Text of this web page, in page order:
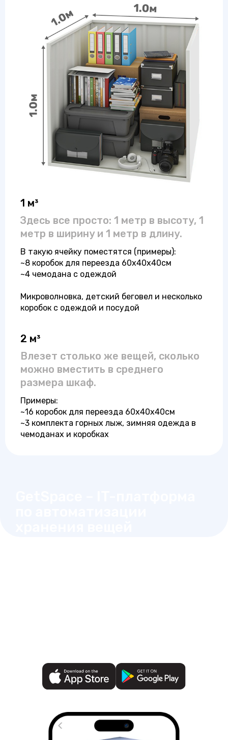
1 м³
Здесь все просто: 1 метр в высоту, 1
метр в ширину и 1 метр в длину.
В такую ячейку поместятся (примеры):
~8 коробок для переезда 60x40x40см
~4 чемодана с одеждой
Микроволновка, детский беговел и несколько
коробок с одеждой и посудой
2 м³
Влезет столько же вещей, сколько
можно вместить в среднего
размера шкаф.
Примеры:
~16 коробок для переезда 60x40x40см
~3 комплекта горных лыж, зимняя одежда в
чемоданах и коробках